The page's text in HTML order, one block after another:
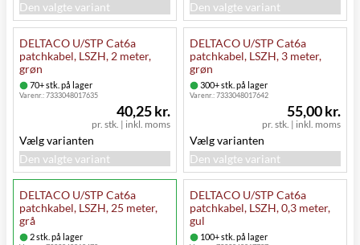
Den valgte variant Den valgte variant
DELTACO U/STP Cat6a
patchkabel, LSZH, 2 meter,
grøn
70+ stk. på lager
Varenr.:7333048017635
pr. stk. | inkl. moms
40,25 kr.
Vælg varianten
Den valgte variant
DELTACO U/STP Cat6a
patchkabel, LSZH, 3 meter,
grøn
300+ stk. på lager
Varenr.:7333048017642
pr. stk. | inkl. moms
55,00 kr.
Vælg varianten
Den valgte variant
DELTACO U/STP Cat6a
patchkabel, LSZH, 25 meter,
grå
2 stk. på lager
DELTACO U/STP Cat6a
patchkabel, LSZH, 0,3 meter,
gul
100+ stk. på lager